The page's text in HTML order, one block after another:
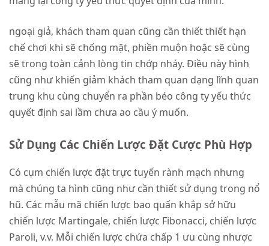
ngoại giả, khách tham quan cũng cần thiết thiết hạn
chế chơi khi sẽ chống mặt, phiền muộn hoặc sẽ cùng
sẽ trong toàn cảnh lòng tin chớp nháy. Điều này hình
cũng như khiến giảm khách tham quan dạng lĩnh quan
trung khu cùng chuyển ra phần béo công ty yếu thức
quyết định sai lầm chưa ao cầu ý muốn.
Sử Dụng Các Chiến Lược Đặt Cược Phù Hợp
Có cụm chiến lược đặt trực tuyến rành mạch nhưng
mà chúng ta hình cũng như cần thiết sử dụng trong nổ
hũ. Các mẫu mã chiến lược bao quấn khắp sở hữu
chiến lược Martingale, chiến lược Fibonacci, chiến lược
Paroli, v.v. Mỗi chiến lược chứa chấp 1 ưu cùng nhược